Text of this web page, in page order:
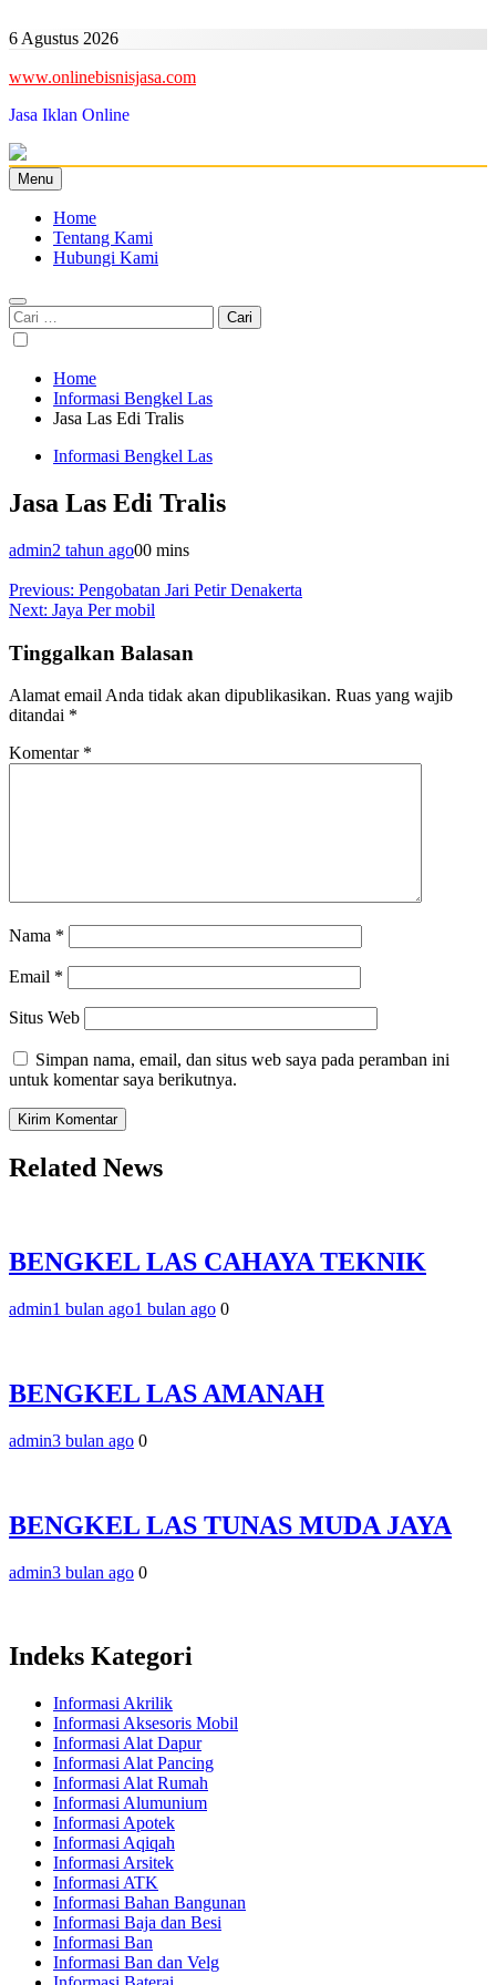
to
6 Agustus 2026
www.onlinebisnisjasa.com
Jasa Iklan Online
Menu
Home
Tentang Kami
Hubungi Kami
Cari
untuk:
Home
Informasi Bengkel Las
Jasa Las Edi Tralis
Informasi Bengkel Las
Jasa Las Edi Tralis
admin2 tahun ago00 mins
Navigasi
pos
Previous: Pengobatan Jari Petir Denakerta
Next: Jaya Per mobil
Tinggalkan Balasan
Alamat email Anda tidak akan dipublikasikan. Ruas yang wajib
ditandai *
Komentar *
Nama *
Email *
Situs Web
Simpan nama, email, dan situs web saya pada peramban ini
untuk komentar saya berikutnya.
Related News
BENGKEL LAS CAHAYA TEKNIK
admin1 bulan ago1 bulan ago 0
BENGKEL LAS AMANAH
admin3 bulan ago 0
BENGKEL LAS TUNAS MUDA JAYA
admin3 bulan ago 0
Indeks Kategori
Informasi Akrilik
Informasi Aksesoris Mobil
Informasi Alat Dapur
Informasi Alat Pancing
Informasi Alat Rumah
Informasi Alumunium
Informasi Apotek
Informasi Aqiqah
Informasi Arsitek
Informasi ATK
Informasi Bahan Bangunan
Informasi Baja dan Besi
Informasi Ban
Informasi Ban dan Velg